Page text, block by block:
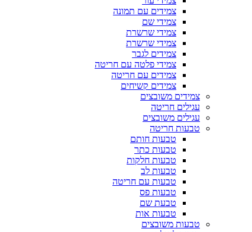
צמידים עם תמונה
צמידי שם
צמידי שרשרת
צמידי שרשרת
צמידים לגבר
צמידי פלטה עם חריטה
צמידים עם חריטה
צמידים קשיחים
צמידים משובצים
עגילים חריטה
עגילים משובצים
טבעות חריטה
טבעות חותם
טבעות כתר
טבעות חלקות
טבעות לב
טבעות עם חריטה
טבעות פס
טבעת שם
טבעות אות
טבעות משובצים